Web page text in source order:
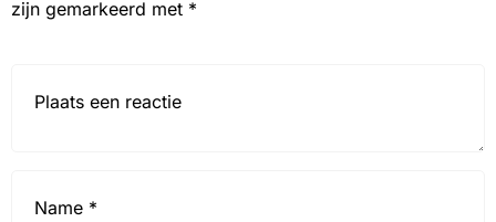
zijn gemarkeerd met *